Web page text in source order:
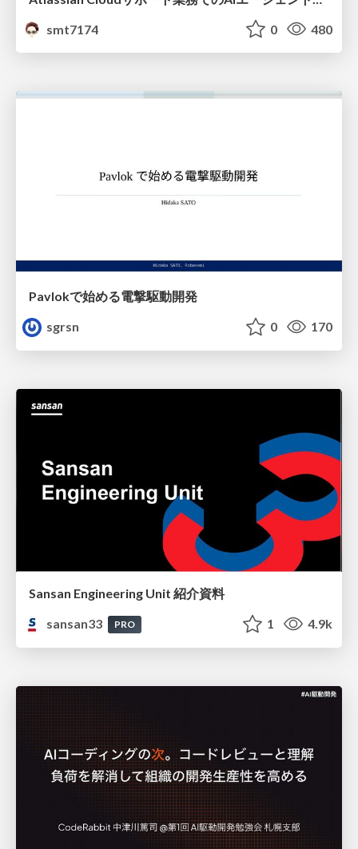
smt7174
0 480
Pavlokで始める電撃駆動開発
sgrsn
0 170
Sansan Engineering Unit 紹介資料
sansan33
PRO 1 4.9k